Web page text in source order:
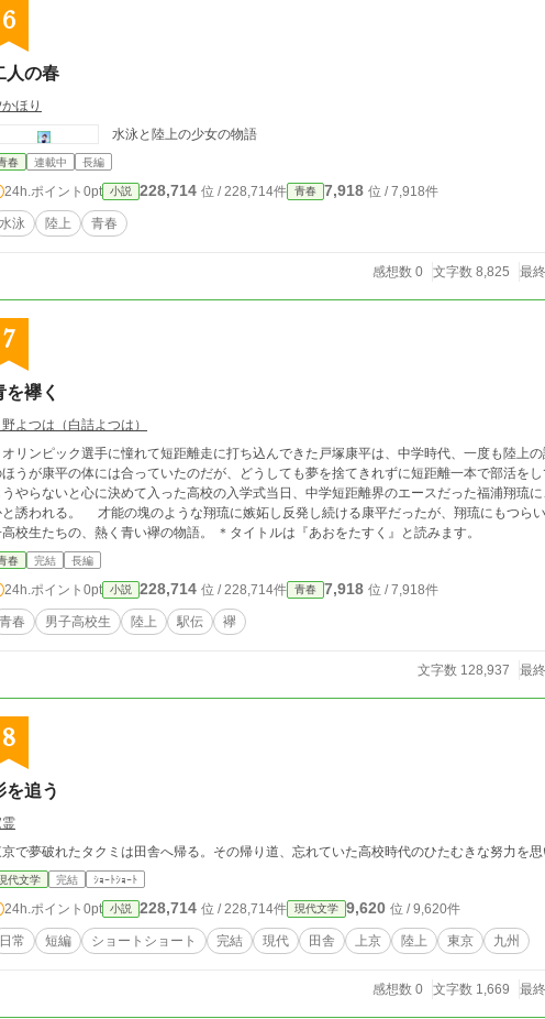
6
人の春
ほり
水泳と陸上の少女の物語
春 連載中 長編
24h.ポイント 0pt 小説 228,714 位 / 228,714件 青春 7,918 位 / 7,918件
水泳 陸上 青春
感想数 0 文字数 8,825 最
7
を襷く
よつは（白詰よつは）
リンピック選手に憧れて短距離走に打ち込んできた戸塚康平は、中学時代、一度も陸上
ほうが康平の体には合っていたのだが、どうしても夢を捨てきれずに短距離一本で部活
やらないと心に決めて入った高校の入学式当日、中学短距離界のエースだった福浦翔琉
の塊のような翔琉に嫉妬し反発し続ける康平だったが、翔琉にもつらい過去があって――。 駅伝に賭ける男
子高校生たちの、熱く青い襷の物語。 ＊タイトルは『あおをたすく』と読みます。
春 完結 長編
24h.ポイント 0pt 小説 228,714 位 / 228,714件 青春 7,918 位 / 7,918件
青春 男子高校生 陸上 駅伝 襷
文字数 128,937 最
8
を追う
で夢破れたタクミは田舎へ帰る。その帰り道、忘れていた高校時代のひたむきな努力を思
代文学 完結 ｼｮｰﾄｼｮｰﾄ
24h.ポイント 0pt 小説 228,714 位 / 228,714件 現代文学 9,620 位 / 9,620件
日常 短編 ショートショート 完結 現代 田舎 上京 陸上 東京 九州
感想数 0 文字数 1,669 最